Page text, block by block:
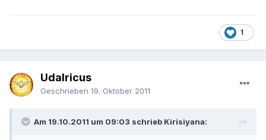
1
Udalricus
Geschrieben 19. Oktober 2011
Am 19.10.2011 um 09:03 schrieb Kirisiyana: